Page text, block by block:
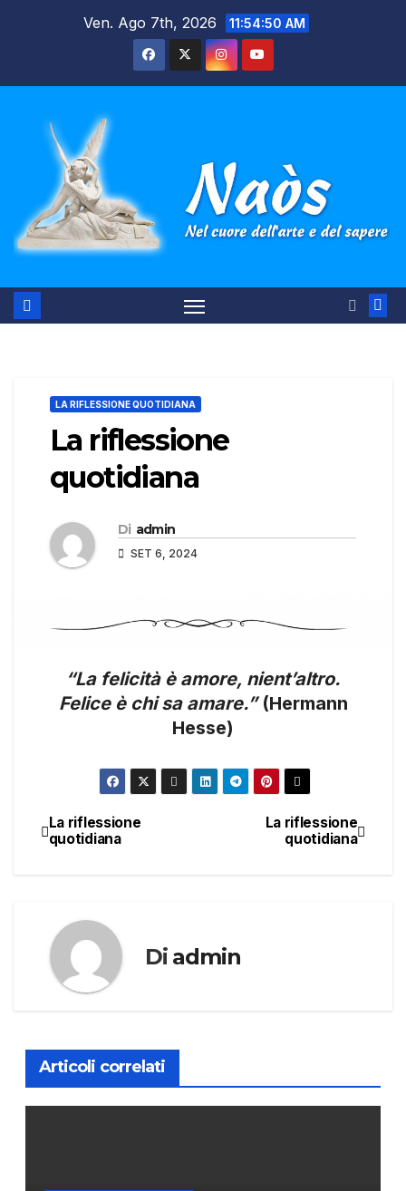
Ven. Ago 7th, 2026 11:54:50 AM
LA RIFLESSIONE QUOTIDIANA
La riflessione
quotidiana
Di admin
SET 6, 2024
“La felicità è amore, nient’altro.
Felice è chi sa amare.”(Hermann
Hesse)
Navigazione
La riflessione
quotidiana
La riflessione
quotidiana
Di admin
Articoli correlati